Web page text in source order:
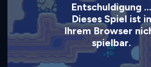
Entschuldigung ...
Dieses Spiel ist in
Ihrem Browser
spielbar.